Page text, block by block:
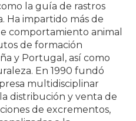
la guía de rastros
Ha impartido más de
comportamiento animal
de formación
y Portugal, así como
En 1990 fundó
multidisciplinar
distribución y venta de
de excrementos,